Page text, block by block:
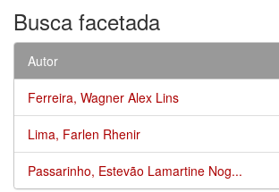
Busca facetada
Autor
Ferreira, Wagner Alex Lins
Lima, Farlen Rhenir
Passarinho, Estevão Lamartine Nog...